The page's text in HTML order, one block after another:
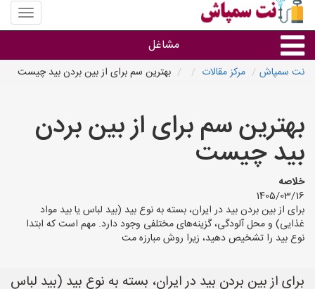
منوی
سایت
مشاغل
استان ها
نت سمپاش مرکز مقالات بهترین سم برای از بین بردن بید چیست
بهترین سم برای از بین بردن
بید چیست
خلاصه
1405/03/16
برای از بین بردن بید در ایران، بسته به نوع بید (بید لباس یا بید مواد
غذایی) و محل آلودگی، گزینه‌های مختلفی وجود دارد. مهم است که ابتدا
نوع بید را تشخیص دهید، زیرا روش مبارزه مت
برای از بین بردن بید در ایران، بسته به نوع بید (بید لباس